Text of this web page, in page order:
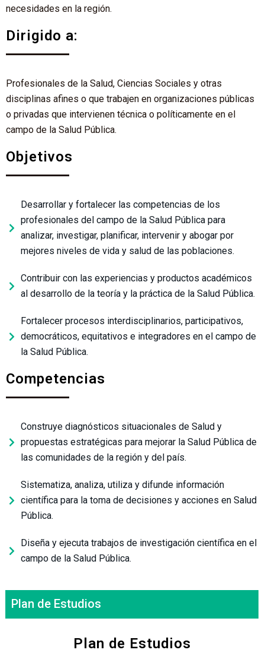
necesidades en la región.
Dirigido a:
Profesionales de la Salud, Ciencias Sociales y otras
disciplinas afines o que trabajen en organizaciones públicas
o privadas que intervienen técnica o políticamente en el
campo de la Salud Pública.
Objetivos
Desarrollar y fortalecer las competencias de los
profesionales del campo de la Salud Pública para
analizar, investigar, planificar, intervenir y abogar por
mejores niveles de vida y salud de las poblaciones.
Contribuir con las experiencias y productos académicos
al desarrollo de la teoría y la práctica de la Salud Pública.
Fortalecer procesos interdisciplinarios, participativos,
democráticos, equitativos e integradores en el campo de
la Salud Pública.
Competencias
Construye diagnósticos situacionales de Salud y
propuestas estratégicas para mejorar la Salud Pública de
las comunidades de la región y del país.
Sistematiza, analiza, utiliza y difunde información
científica para la toma de decisiones y acciones en Salud
Pública.
Diseña y ejecuta trabajos de investigación científica en el
campo de la Salud Pública.
Plan de Estudios
Plan de Estudios